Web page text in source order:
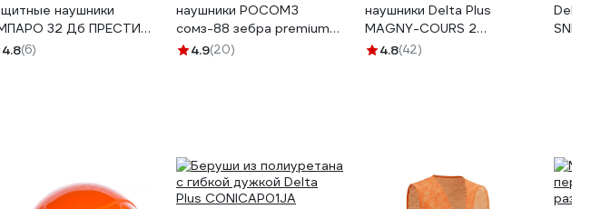
наушники
32 Дб ПРЕСТИЖ
4.8(6)
наушники РОСОМЗ
сомз-88 зебра premium
34 дб 60882
4.9(20)
наушники Delta Plus
MAGNY-COURS 2
MAGN2NO
4.8(42)
Delta